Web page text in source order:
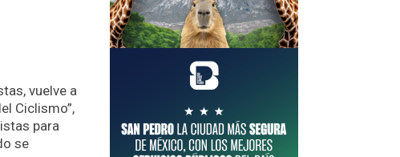
vuelve a
Ciclismo”,
para
se